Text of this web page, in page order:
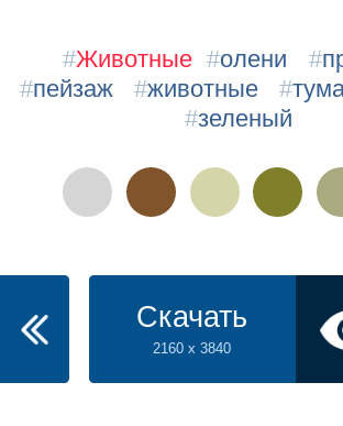
#Животные #олени #
#пейзаж #животные #
#зеленый
Скачать
2160 x 3840